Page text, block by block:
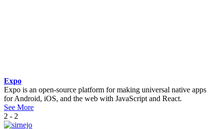
Expo
Expo is an open-source platform for making universal native apps
for Android, iOS, and the web with JavaScript and React.
See More
2 - 2